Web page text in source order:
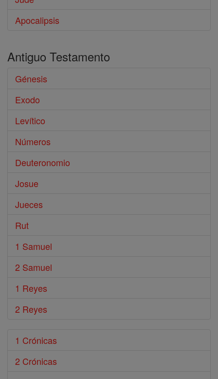
Apocalipsis
Antiguo Testamento
Génesis
Exodo
Levítico
Números
Deuteronomio
Josue
Jueces
Rut
1 Samuel
2 Samuel
1 Reyes
2 Reyes
1 Crónicas
2 Crónicas